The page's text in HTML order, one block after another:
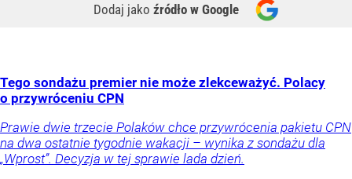
Dodaj jako źródło w Google
Tego sondażu premier nie może zlekceważyć. Polacy
o przywróceniu CPN
Prawie dwie trzecie Polaków chce przywrócenia pakietu CPN
na dwa ostatnie tygodnie wakacji – wynika z sondażu dla
„Wprost”. Decyzja w tej sprawie lada dzień.